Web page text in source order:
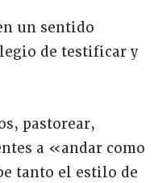
un sentido
de testificar y
pastorear,
a «andar como
tanto el estilo de